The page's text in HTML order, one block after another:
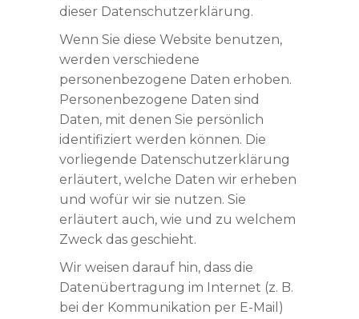
dieser Datenschutzerklärung.
Wenn Sie diese Website benutzen,
werden verschiedene
personenbezogene Daten erhoben.
Personenbezogene Daten sind
Daten, mit denen Sie persönlich
identifiziert werden können. Die
vorliegende Datenschutzerklärung
erläutert, welche Daten wir erheben
und wofür wir sie nutzen. Sie
erläutert auch, wie und zu welchem
Zweck das geschieht.
Wir weisen darauf hin, dass die
Datenübertragung im Internet (z. B.
bei der Kommunikation per E-Mail)